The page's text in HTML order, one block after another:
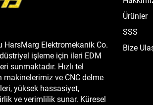
HarsMarg Elektromekanik Co.
işleme için ileri EDM
sunmaktadır. Hızlı tel
makinelerimiz ve CNC delme
yüksek hassasiyet,
ve verimlilik sunar. Küresel
Ürünler
SSS
Bize